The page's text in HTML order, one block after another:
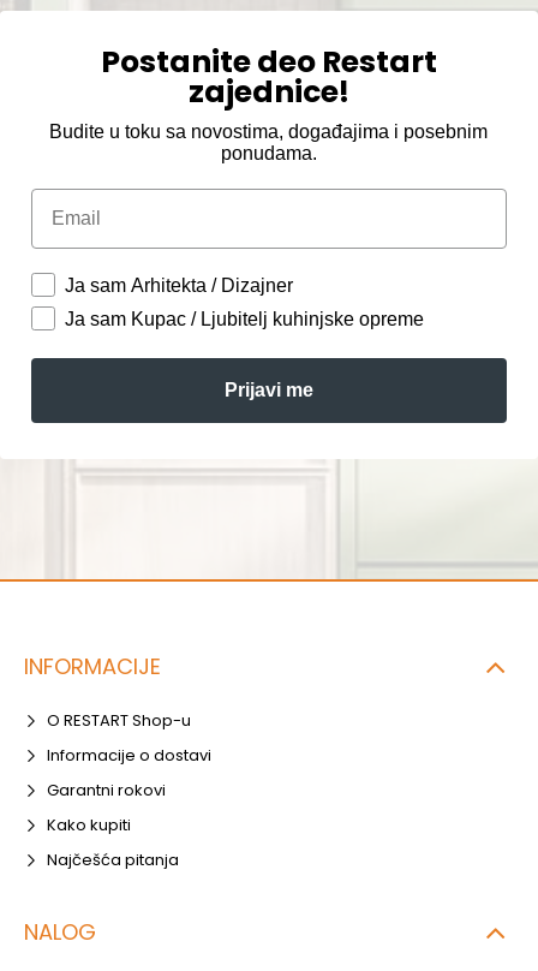
Postanite deo Restart
zajednice!
Budite u toku sa novostima, događajima i posebnim
ponudama.
Email
Ja sam Arhitekta / Dizajner
Ja sam Kupac / Ljubitelj kuhinjske opreme
Prijavi me
INFORMACIJE
O RESTART Shop-u
Informacije o dostavi
Garantni rokovi
Kako kupiti
Najčešća pitanja
NALOG